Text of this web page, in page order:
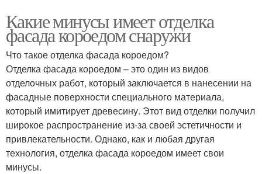
Какие минусы имеет отделка
фасада короедом снаружи
Что такое отделка фасада короедом?
Отделка фасада короедом – это один из видов
отделочных работ, который заключается в нанесении на
фасадные поверхности специального материала,
который имитирует древесину. Этот вид отделки получил
широкое распространение из-за своей эстетичности и
привлекательности. Однако, как и любая другая
технология, отделка фасада короедом имеет свои
минусы.